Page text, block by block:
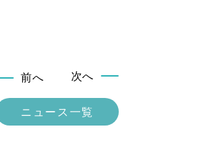
前へ
ニュース一覧
次へ